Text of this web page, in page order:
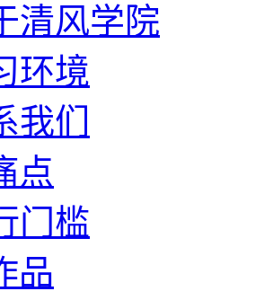
清风学院
环境
我们
点
门槛
品